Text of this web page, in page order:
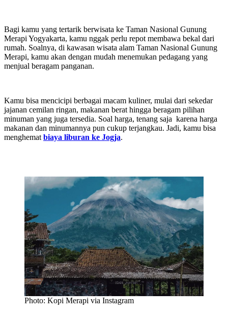
Bagi kamu yang tertarik berwisata ke Taman Nasional Gunung
Merapi Yogyakarta, kamu nggak perlu repot membawa bekal dari
rumah. Soalnya, di kawasan wisata alam Taman Nasional Gunung
Merapi, kamu akan dengan mudah menemukan pedagang yang
menjual beragam panganan.
Kamu bisa mencicipi berbagai macam kuliner, mulai dari sekedar
jajanan cemilan ringan, makanan berat hingga beragam pilihan
minuman yang juga tersedia. Soal harga, tenang saja karena harga
makanan dan minumannya pun cukup terjangkau. Jadi, kamu bisa
menghemat biaya liburan ke Jogja.
Photo: Kopi Merapi via Instagram